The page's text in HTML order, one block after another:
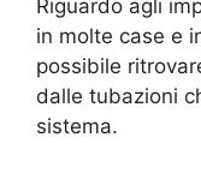
Riguardo agli
in molte case e
possibile
dalle tubazioni
sistema.